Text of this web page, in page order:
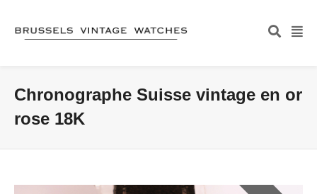
Chronographe Suisse vintage en or
rose 18K